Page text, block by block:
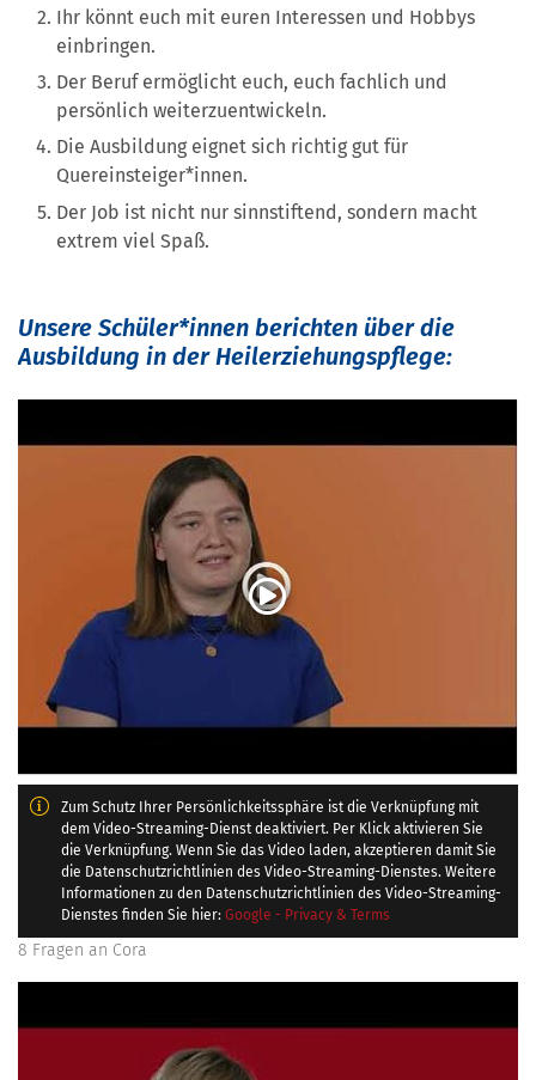
Ihr könnt euch mit euren Interessen und Hobbys
einbringen.
Der Beruf ermöglicht euch, euch fachlich und
persönlich weiterzuentwickeln.
Die Ausbildung eignet sich richtig gut für
Quereinsteiger*innen.
Der Job ist nicht nur sinnstiftend, sondern macht
extrem viel Spaß.
Unsere Schüler*innen berichten über die
Ausbildung in der Heilerziehungspflege:
Zum Schutz Ihrer Persönlichkeitssphäre ist die Verknüpfung mit
dem Video-Streaming-Dienst deaktiviert. Per Klick aktivieren Sie
die Verknüpfung. Wenn Sie das Video laden, akzeptieren damit Sie
die Datenschutzrichtlinien des Video-Streaming-Dienstes. Weitere
Informationen zu den Datenschutzrichtlinien des Video-Streaming-
Dienstes finden Sie hier: Google - Privacy & Terms
8 Fragen an Cora